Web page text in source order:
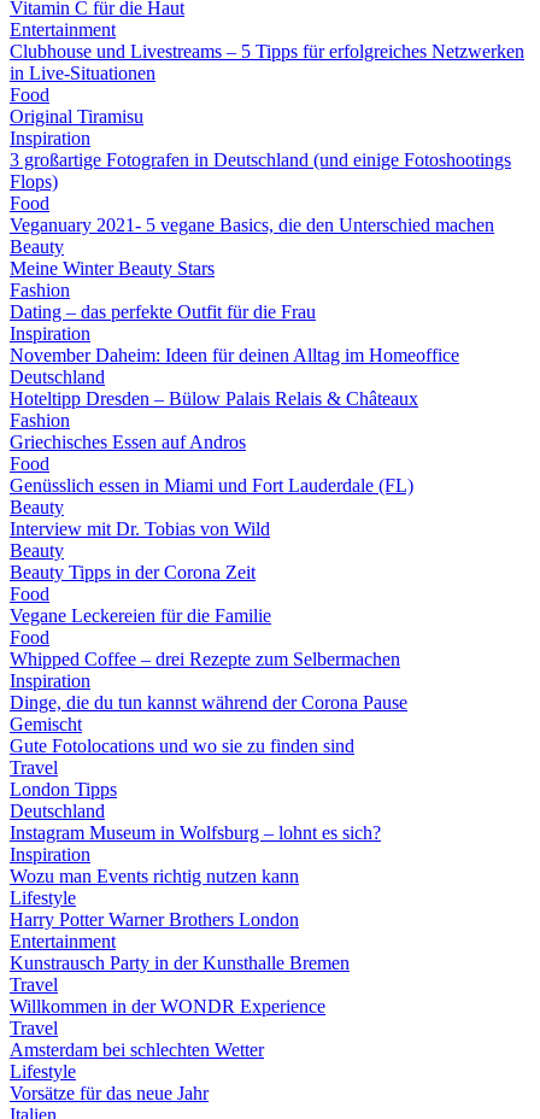
Vitamin C für die Haut
Entertainment
Clubhouse und Livestreams – 5 Tipps für erfolgreiches Netzwerken
in Live-Situationen
Food
Original Tiramisu
Inspiration
3 großartige Fotografen in Deutschland (und einige Fotoshootings
Flops)
Food
Veganuary 2021- 5 vegane Basics, die den Unterschied machen
Beauty
Meine Winter Beauty Stars
Fashion
Dating – das perfekte Outfit für die Frau
Inspiration
November Daheim: Ideen für deinen Alltag im Homeoffice
Deutschland
Hoteltipp Dresden – Bülow Palais Relais & Châteaux
Fashion
Griechisches Essen auf Andros
Food
Genüsslich essen in Miami und Fort Lauderdale (FL)
Beauty
Interview mit Dr. Tobias von Wild
Beauty
Beauty Tipps in der Corona Zeit
Food
Vegane Leckereien für die Familie
Food
Whipped Coffee – drei Rezepte zum Selbermachen
Inspiration
Dinge, die du tun kannst während der Corona Pause
Gemischt
Gute Fotolocations und wo sie zu finden sind
Travel
London Tipps
Deutschland
Instagram Museum in Wolfsburg – lohnt es sich?
Inspiration
Wozu man Events richtig nutzen kann
Lifestyle
Harry Potter Warner Brothers London
Entertainment
Kunstrausch Party in der Kunsthalle Bremen
Travel
Willkommen in der WONDR Experience
Travel
Amsterdam bei schlechten Wetter
Lifestyle
Vorsätze für das neue Jahr
Italien